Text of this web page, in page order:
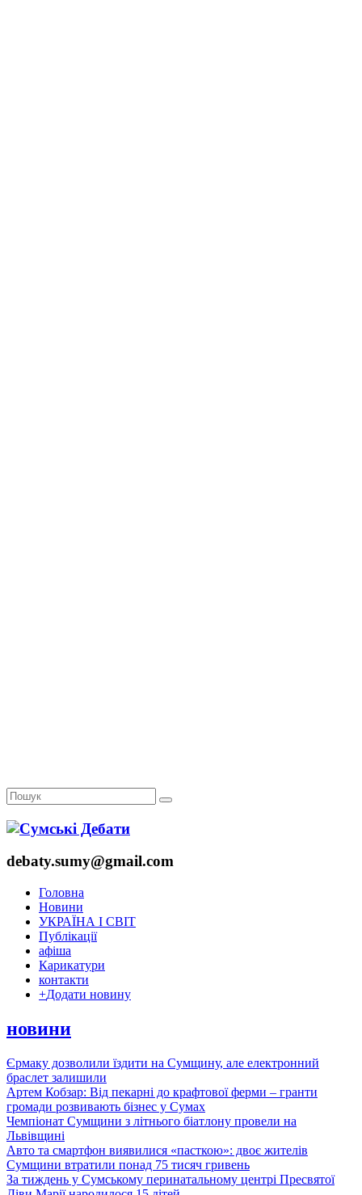
debaty.sumy@gmail.com
Головна
Новини
УКРАЇНА І СВІТ
Публікації
афіша
Карикатури
контакти
+Додати новину
новини
Єрмаку дозволили їздити на Сумщину, але електронний
браслет залишили
Артем Кобзар: Від пекарні до крафтової ферми – гранти
громади розвивають бізнес у Сумах
Чемпіонат Сумщини з літнього біатлону провели на
Львівщині
Авто та смартфон виявилися «пасткою»: двоє жителів
Сумщини втратили понад 75 тисяч гривень
За тиждень у Сумському перинатальному центрі Пресвятої